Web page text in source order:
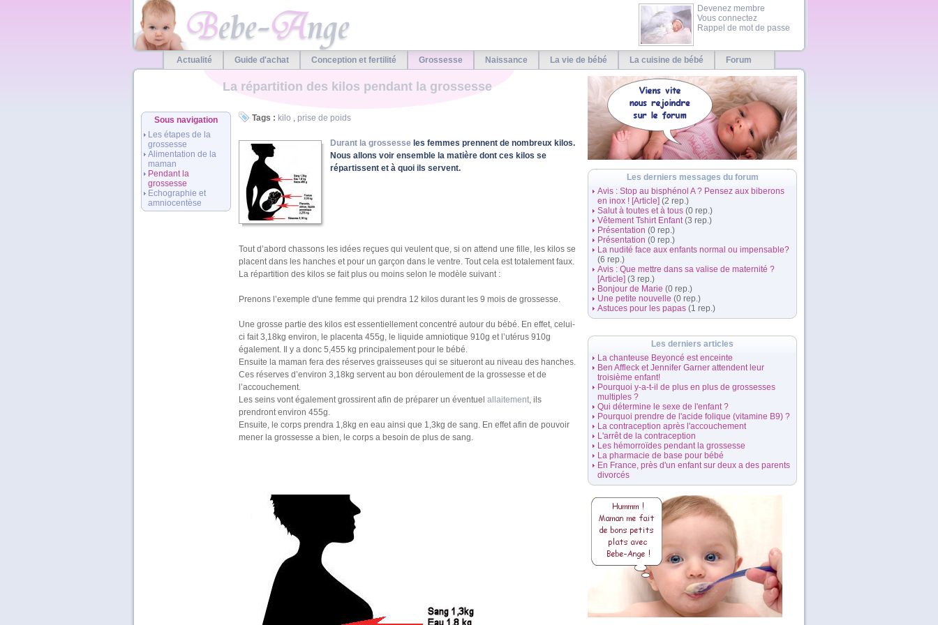
Devenez membre
Vous connectez
Rappel de mot de passe
Actualité Guide d'achat Conception et fertilité Grossesse Naissance La vie de bébé La cuisine de bébé Forum
La répartition des kilos pendant la grossesse
Tags : kilo , prise de poids
Durant la grossesse les femmes prennent de nombreux kilos.
Nous allons voir ensemble la matière dont ces kilos se
répartissent et à quoi ils servent.
Tout d’abord chassons les idées reçues qui veulent que, si on attend une fille, les kilos se
placent dans les hanches et pour un garçon dans le ventre. Tout cela est totalement faux.
La répartition des kilos se fait plus ou moins selon le modèle suivant :
Prenons l’exemple d'une femme qui prendra 12 kilos durant les 9 mois de grossesse.
Une grosse partie des kilos est essentiellement concentré autour du bébé. En effet, celui-
ci fait 3,18kg environ, le placenta 455g, le liquide amniotique 910g et l’utérus 910g
également. Il y a donc 5,455 kg principalement pour le bébé.
Ensuite la maman fera des réserves graisseuses qui se situeront au niveau des hanches.
Ces réserves d’environ 3,18kg servent au bon déroulement de la grossesse et de
l’accouchement.
Les seins vont également grossirent afin de préparer un éventuel allaitement, ils
prendront environ 455g.
Ensuite, le corps prendra 1,8kg en eau ainsi que 1,3kg de sang. En effet afin de pouvoir
mener la grossesse a bien, le corps a besoin de plus de sang.
Sous navigation
Les étapes de la
grossesse
Alimentation de la
maman
Pendant la
grossesse
Echographie et
amniocentèse
Les derniers messages du forum
Avis : Stop au bisphénol A ? Pensez aux biberons
en inox ! [Article] (2 rep.)
Salut à toutes et à tous (0 rep.)
Vêtement Tshirt Enfant (3 rep.)
Présentation (0 rep.)
Présentation (0 rep.)
La nudité face aux enfants normal ou impensable?
(6 rep.)
Avis : Que mettre dans sa valise de maternité ?
[Article] (3 rep.)
Bonjour de Marie (0 rep.)
Une petite nouvelle (0 rep.)
Astuces pour les papas (1 rep.)
Les derniers articles
La chanteuse Beyoncé est enceinte
Ben Affleck et Jennifer Garner attendent leur
troisième enfant!
Pourquoi y-a-t-il de plus en plus de grossesses
multiples ?
Qui détermine le sexe de l'enfant ?
Pourquoi prendre de l'acide folique (vitamine B9) ?
La contraception après l'accouchement
L'arrêt de la contraception
Les hémorroïdes pendant la grossesse
La pharmacie de base pour bébé
En France, près d'un enfant sur deux a des parents
divorcés